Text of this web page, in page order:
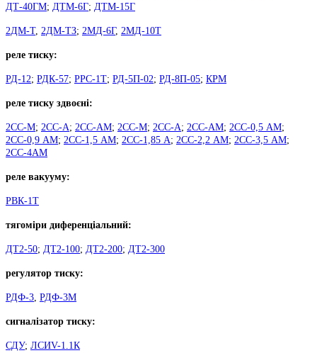
ДТ-40ГМ; ДТМ-6Г; ДТМ-15Г
2ДМ-Т, 2ДМ-ТЗ; 2МД-6Г, 2МД-10Т
реле тиску:
РД-12; РДК-57; РРС-1Т; РД-5П-02; РД-8П-05; КРМ
реле тиску здвоєні:
2СС-М; 2СС-А; 2СС-АМ; 2СС-М; 2СС-А; 2СС-АМ; 2СС-0,5 АМ;
2СС-0,9 АМ; 2СС-1,5 АМ; 2СС-1,85 А; 2СС-2,2 АМ; 2СС-3,5 АМ;
2СС-4АМ
реле вакууму:
РВК-1Т
тягоміри диференціальний:
ДТ2-50; ДТ2-100; ДТ2-200; ДТ2-300
регулятор тиску:
РДФ-3 РДФ-3М
сигналізатор тиску:
СДУ; ЛСИV-1.1К